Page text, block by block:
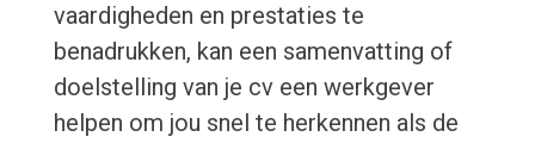
vaardigheden en prestaties te
benadrukken, kan een samenvatting of
doelstelling van je cv een werkgever
helpen om jou snel te herkennen als de